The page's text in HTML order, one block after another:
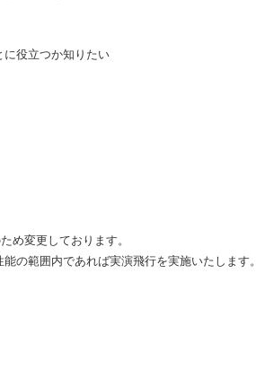
に役立つか知りたい
変更しております。
の範囲内であれば実演飛行を実施いたします。